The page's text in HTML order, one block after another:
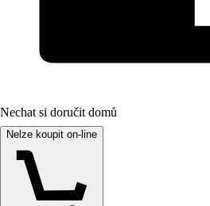
Nechat si doručit domů
Nelze koupit on-line